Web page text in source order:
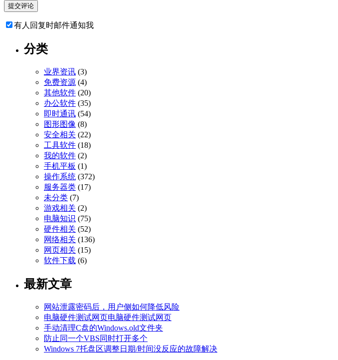
有人回复时邮件通知我
分类
业界资讯 (3)
免费资源 (4)
其他软件 (20)
办公软件 (35)
即时通讯 (54)
图形图像 (8)
安全相关 (22)
工具软件 (18)
我的软件 (2)
手机平板 (1)
操作系统 (372)
服务器类 (17)
未分类 (7)
游戏相关 (2)
电脑知识 (75)
硬件相关 (52)
网络相关 (136)
网页相关 (15)
软件下载 (6)
最新文章
网站泄露密码后，用户侧如何降低风险
电脑硬件测试网页电脑硬件测试网页
手动清理C盘的Windows.old文件夹
防止同一个VBS同时打开多个
Windows 7托盘区调整日期/时间没反应的故障解决